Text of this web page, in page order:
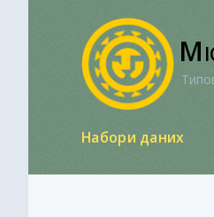
Набори даних